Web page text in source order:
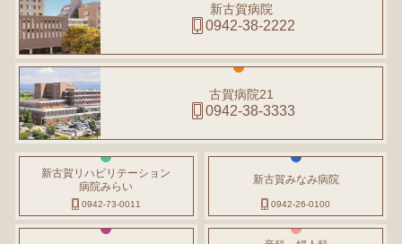
新古賀病院
0942-38-2222
古賀病院21
0942-38-3333
新古賀リハビリテーション
病院みらい
0942-73-0011
新古賀みなみ病院
0942-26-0100